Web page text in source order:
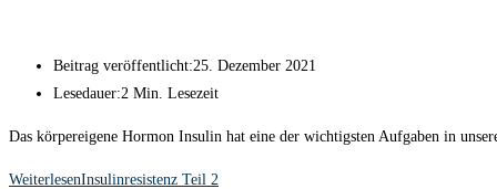
Beitrag veröffentlicht:25. Dezember 2021
Lesedauer:2 Min. Lesezeit
Das körpereigene Hormon Insulin hat eine der wichtigsten Aufgaben in
WeiterlesenInsulinresistenz Teil 2